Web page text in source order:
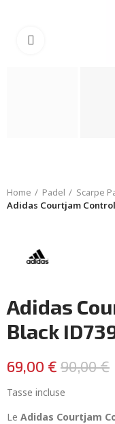
Home Padel
Scarpe
Adidas Courtjam
Adidas
Black
69,00 € 90,00 €
Tasse incluse
Le Adidas Courtjam